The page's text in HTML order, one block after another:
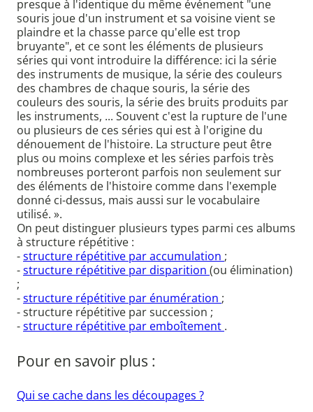
presque à l'identique du même événement "une
souris joue d'un instrument et sa voisine vient se
plaindre et la chasse parce qu'elle est trop
bruyante", et ce sont les éléments de plusieurs
séries qui vont introduire la différence: ici la série
des instruments de musique, la série des couleurs
des chambres de chaque souris, la série des
couleurs des souris, la série des bruits produits par
les instruments, ... Souvent c'est la rupture de l'une
ou plusieurs de ces séries qui est à l'origine du
dénouement de l'histoire. La structure peut être
plus ou moins complexe et les séries parfois très
nombreuses porteront parfois non seulement sur
des éléments de l'histoire comme dans l'exemple
donné ci-dessus, mais aussi sur le vocabulaire
utilisé. ».
On peut distinguer plusieurs types parmi ces albums
à structure répétitive :
-structure répétitive par accumulation ;
-structure répétitive par disparition (ou élimination)
;
-structure répétitive par énumération ;
- structure répétitive par succession ;
-structure répétitive par emboîtement .
Pour en savoir plus :
Qui se cache dans les découpages ?